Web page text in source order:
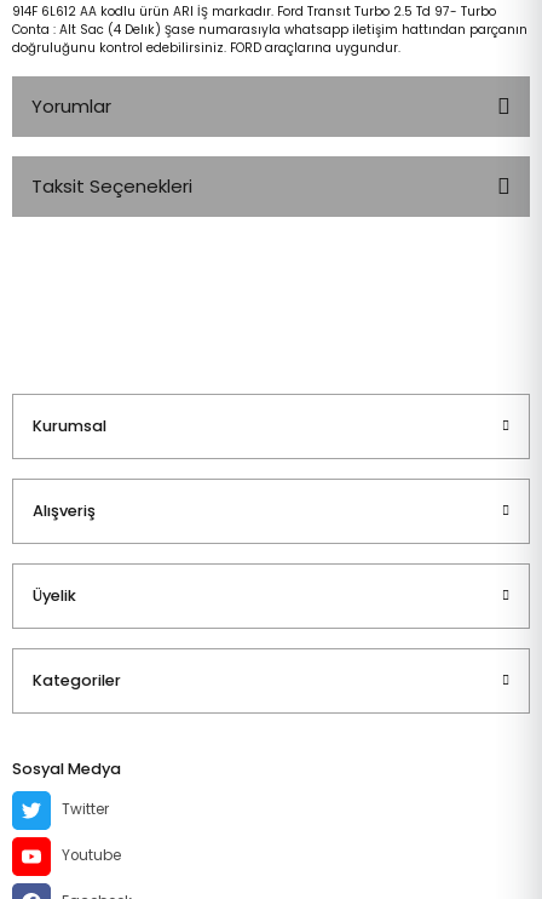
914F 6L612 AA kodlu ürün ARI İŞ markadır. Ford Transıt Turbo 2.5 Td 97- Turbo
Conta : Alt Sac (4 Delık) Şase numarasıyla whatsapp iletişim hattından parçanın
doğruluğunu kontrol edebilirsiniz. FORD araçlarına uygundur.
Yorumlar
Taksit Seçenekleri
Kurumsal
Alışveriş
Üyelik
Kategoriler
Sosyal Medya
Twitter
Youtube